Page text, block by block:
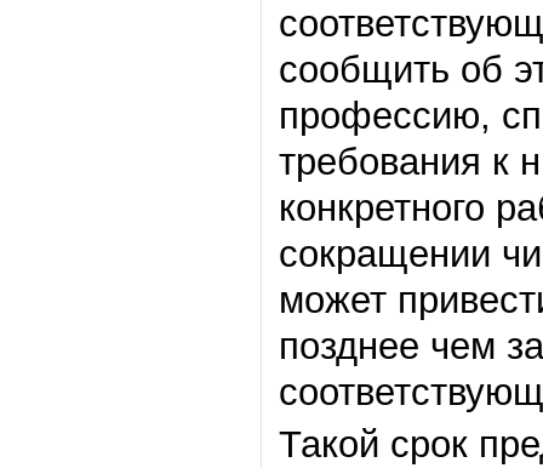
сообщить об
профессию,
требования к
конкретного
сокращении
может
позднее чем
Такой срок